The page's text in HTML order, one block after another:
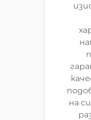
на